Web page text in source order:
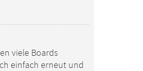
viele Boards
einfach erneut und